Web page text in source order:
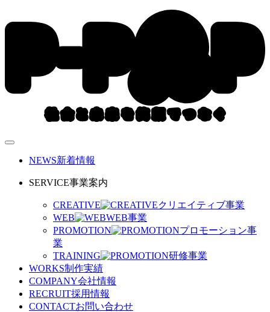
NEWS新着情報
SERVICE事業案内
CREATIVE
クリエイティブ事業
WEB
WEB事業
PROMOTION
プロモーション事
業
TRAINING
研修事業
WORKS制作実績
COMPANY会社情報
RECRUIT採用情報
CONTACTお問い合わせ